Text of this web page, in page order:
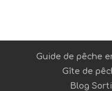
Guide de pêche
Gîte de
Blog